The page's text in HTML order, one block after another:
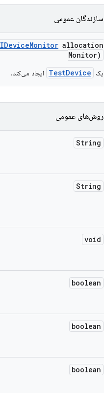
سازندگان عمومی
IDeviceMonitor allocation
Monitor)
یک TestDevice ایجاد می‌کند.
روش‌های عمومی
String
String
void
boolean
boolean
boolean